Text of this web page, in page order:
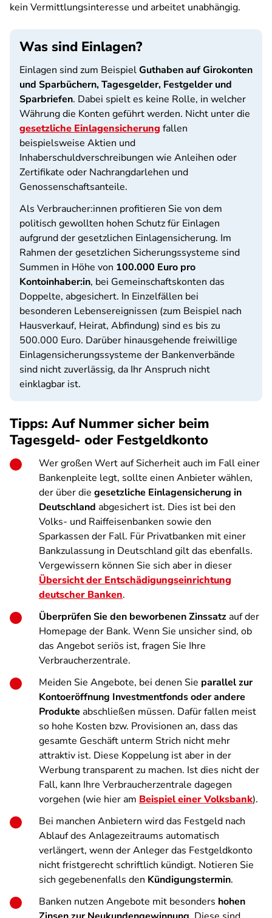
kein Vermittlungsinteresse und arbeitet unabhängig.
Was sind Einlagen?
Einlagen sind zum BeispielGuthaben auf Girokonten
und Sparbüchern, Tagesgelder, Festgelder und
Sparbriefen. Dabei spielt es keine Rolle, in welcher
Währung die Konten geführt werden. Nicht unter die
gesetzliche Einlagensicherung fallen
beispielsweise Aktien und
Inhaberschuldverschreibungen wie Anleihen oder
Zertifikate oder Nachrangdarlehen und
Genossenschaftsanteile.
Als Verbraucher:innen profitieren Sie von dem
politisch gewollten hohen Schutz für Einlagen
aufgrund der gesetzlichen Einlagensicherung. Im
Rahmen der gesetzlichen Sicherungssysteme sind
Summen in Höhe von 100.000 Euro pro
Kontoinhaber:in, bei Gemeinschaftskonten das
Doppelte, abgesichert. In Einzelfällen bei
besonderen Lebensereignissen (zum Beispiel nach
Hausverkauf, Heirat, Abfindung) sind es bis zu
500.000 Euro. Darüber hinausgehende freiwillige
Einlagensicherungssysteme der Bankenverbände
sind nicht zuverlässig, da Ihr Anspruch nicht
einklagbar ist.
Tipps: Auf Nummer sicher beim
Tagesgeld- oder Festgeldkonto
Wer großen Wert auf Sicherheit auch im Fall einer
Bankenpleite legt, sollte einen Anbieter wählen,
der über die gesetzliche Einlagensicherung in
Deutschland abgesichert ist. Dies ist bei den
Volks- und Raiffeisenbanken sowie den
Sparkassen der Fall. Für Privatbanken mit einer
Bankzulassung in Deutschland gilt das ebenfalls.
Vergewissern können Sie sich aber in dieser
Übersicht der Entschädigungseinrichtung
deutscher Banken.
Überprüfen Sie den beworbenen Zinssatzauf der
Homepage der Bank. Wenn Sie unsicher sind, ob
das Angebot seriös ist, fragen Sie Ihre
Verbraucherzentrale.
Meiden Sie Angebote, bei denen Sie parallel zur
Kontoeröffnung Investmentfonds oder andere
Produkte abschließen müssen. Dafür fallen meist
so hohe Kosten bzw. Provisionen an, dass das
gesamte Geschäft unterm Strich nicht mehr
attraktiv ist. Diese Koppelung ist aber in der
Werbung transparent zu machen. Ist dies nicht der
Fall, kann Ihre Verbraucherzentrale dagegen
vorgehen (wie hier am Beispiel einer Volksbank).
Bei manchen Anbietern wird das Festgeld nach
Ablauf des Anlagezeitraums automatisch
verlängert, wenn der Anleger das Festgeldkonto
nicht fristgerecht schriftlich kündigt. Notieren Sie
sich gegebenenfalls den Kündigungstermin.
Banken nutzen Angebote mit besonders hohen